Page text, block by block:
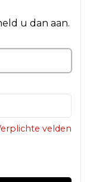
u dan aan.
velden